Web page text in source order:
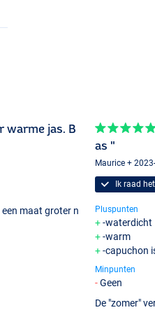
warme jas. B
een maat groter n
as "
Maurice +
Ik raad
Pluspunten
-waterdicht
-warm
-capuchon
Minpunten
Geen
De "zomer"